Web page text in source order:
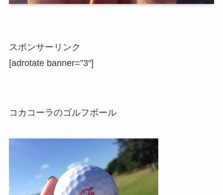
スポンサーリンク
[adrotate banner=”3″]
コカコーラのゴルフボール